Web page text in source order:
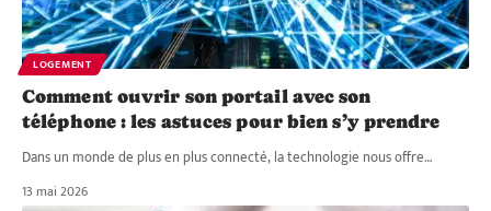
LOGEMENT
Comment ouvrir son portail avec son
téléphone : les astuces pour bien s’y prendre
Dans un monde de plus en plus connecté, la technologie nous offre…
13 mai 2026